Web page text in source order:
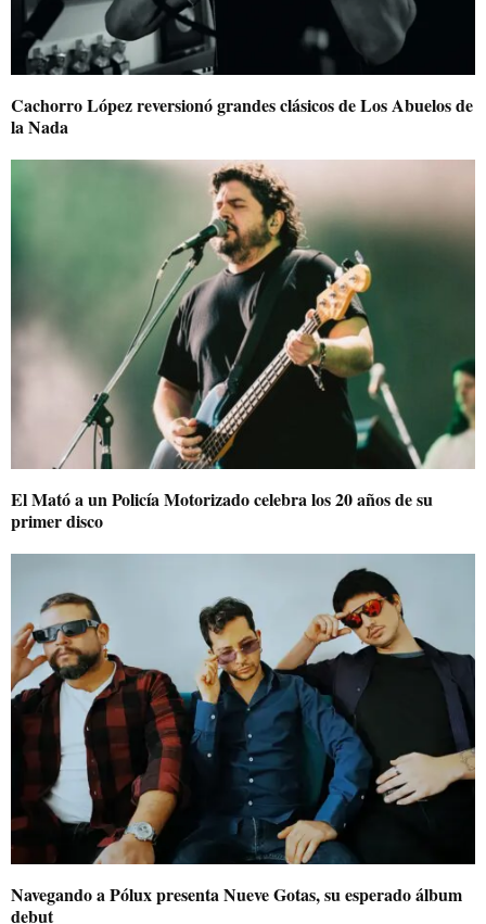
Cachorro López reversionó grandes clásicos de Los Abuelos de
la Nada
El Mató a un Policía Motorizado celebra los 20 años de su
primer disco
Navegando a Pólux presenta Nueve Gotas, su esperado álbum
debut